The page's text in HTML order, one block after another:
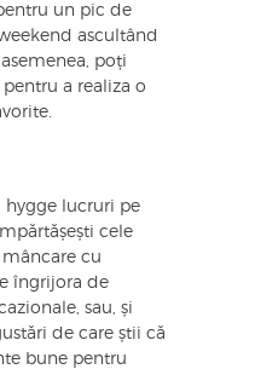
un pic de
ascultând
poți
a realiza o
hygge lucruri pe
cele
cu
îngrijora de
sau, și
de care știi că
bune pentru